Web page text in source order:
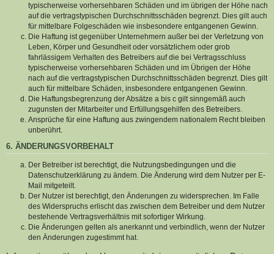
typischerweise vorhersehbaren Schäden und im übrigen der Höhe nach
auf die vertragstypischen Durchschnittsschäden begrenzt. Dies gilt auch
für mittelbare Folgeschäden wie insbesondere entgangenen Gewinn.
Die Haftung ist gegenüber Unternehmern außer bei der Verletzung von
Leben, Körper und Gesundheit oder vorsätzlichem oder grob
fahrlässigem Verhalten des Betreibers auf die bei Vertragsschluss
typischerweise vorhersehbaren Schäden und im Übrigen der Höhe
nach auf die vertragstypischen Durchschnittsschäden begrenzt. Dies gilt
auch für mittelbare Schäden, insbesondere entgangenen Gewinn.
Die Haftungsbegrenzung der Absätze a bis c gilt sinngemäß auch
zugunsten der Mitarbeiter und Erfüllungsgehilfen des Betreibers.
Ansprüche für eine Haftung aus zwingendem nationalem Recht bleiben
unberührt.
6. ÄNDERUNGSVORBEHALT
Der Betreiber ist berechtigt, die Nutzungsbedingungen und die
Datenschutzerklärung zu ändern. Die Änderung wird dem Nutzer per E-
Mail mitgeteilt.
Der Nutzer ist berechtigt, den Änderungen zu widersprechen. Im Falle
des Widerspruchs erlischt das zwischen dem Betreiber und dem Nutzer
bestehende Vertragsverhältnis mit sofortiger Wirkung.
Die Änderungen gelten als anerkannt und verbindlich, wenn der Nutzer
den Änderungen zugestimmt hat.